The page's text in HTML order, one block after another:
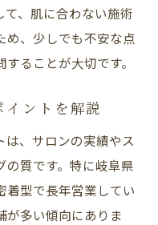
、肌に合わない施術
め、少しでも不安な点
ることが大切です。
イントを解説
は、サロンの実績やス
の質です。特に岐阜県
着型で長年営業してい
が多い傾向にありま